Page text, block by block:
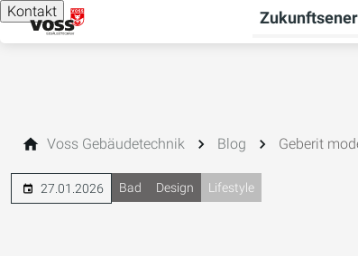
Kontakt
Voss Gebäudetechnik Blog Geberit
27.01.2026 Bad Design Lifestyle